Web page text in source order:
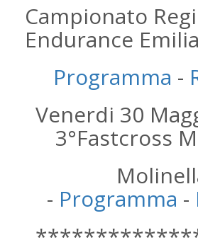
Campionato
Endurance
Programma -
Venerdi 30
3°Fastcross
- Programma -